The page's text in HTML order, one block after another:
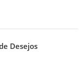
Desejos